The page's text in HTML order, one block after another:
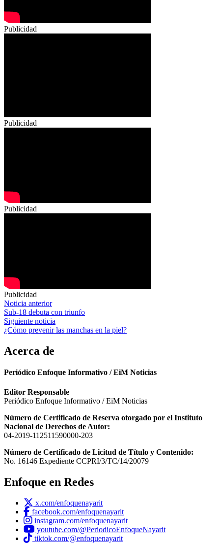
Publicidad
Publicidad
Publicidad
Publicidad
Navegación
de
entradas
Noticia anterior
Sub-18 debuta con triunfo
Siguiente noticia
¿Cómo prevenir las manchas en la piel?
Acerca de
Periódico Enfoque Informativo / EiM Noticias
Editor Responsable
Periódico Enfoque Informativo / EiM Noticias
Número de Certificado de Reserva otorgado por el Instituto
Nacional de Derechos de Autor:
04-2019-112511590000-203
Número de Certificado de Licitud de Título y Contenido:
No. 16146 Expediente CCPRI/3/TC/14/20079
Enfoque en Redes
x.com/enfoquenayarit
facebook.com/enfoquenayarit
instagram.com/enfoquenayarit
youtube.com/@PeriodicoEnfoqueNayarit
tiktok.com/@enfoquenayarit